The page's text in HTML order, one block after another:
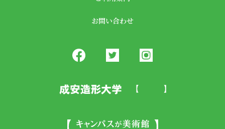
お問い合わせ